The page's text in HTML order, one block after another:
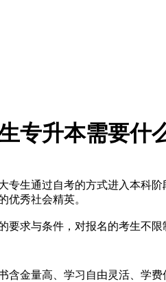
专升本需要什
生通过自考的方式进入本科
优秀社会精英。
要求与条件，对报名的考生不限
含金量高、学习自由灵活、学费